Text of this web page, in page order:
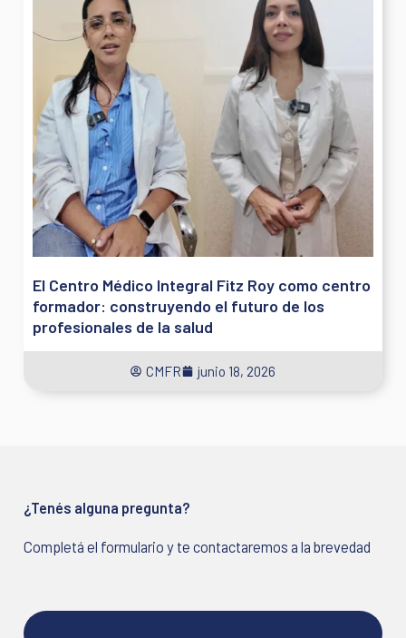
El Centro Médico Integral Fitz Roy como centro
formador: construyendo el futuro de los
profesionales de la salud
CMFR junio 18, 2026
¿Tenés alguna pregunta?
Completá el formulario y te contactaremos a la brevedad